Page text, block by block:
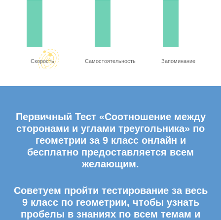
Скорость Самостоятельность Запоминание
Первичный Тест «Соотношение между
сторонами и углами треугольника» по
геометрии за 9 класс онлайн и
бесплатно предоставляется всем
желающим.
Советуем пройти тестирование за весь
9 класс по геометрии, чтобы узнать
пробелы в знаниях по всем темам и